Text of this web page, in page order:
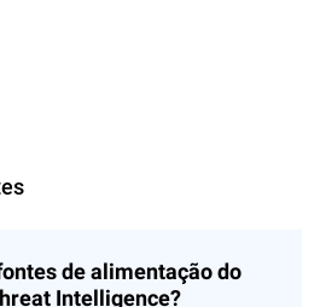
de alimentação do
Intelligence?